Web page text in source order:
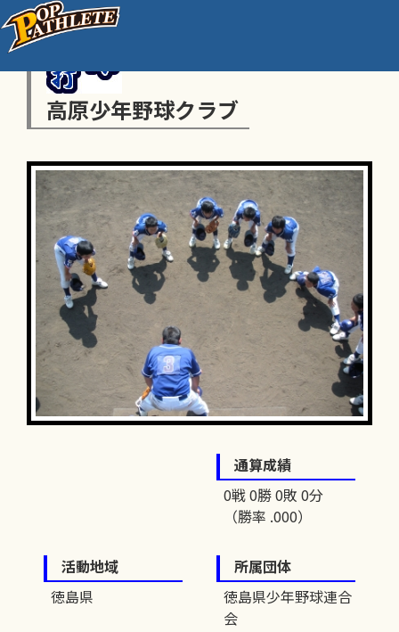
高原少年野球クラブ
通算成績
0戦 0勝 0敗 0分
（勝率 .000）
活動地域
徳島県
所属団体
徳島県少年野球連合
会